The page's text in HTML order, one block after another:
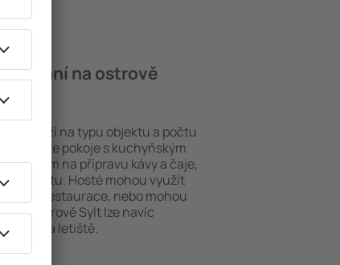
na ostrově
záleží na typu objektu a počtu
najdete pokoje s kuchyňským
na přípravu kávy a čaje,
internetu. Hosté mohou využít
jídla z restaurace, nebo mohou
na ostrově Sylt lze navíc
nebo na letiště.